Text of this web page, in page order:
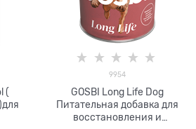
9954
GOSBI Long Life Dog
Питательная добавка для
восстановления и